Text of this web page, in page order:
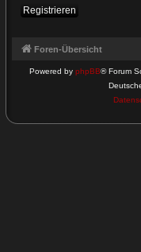
Registrieren
Foren-Übersicht
Powered by phpBB® Forum